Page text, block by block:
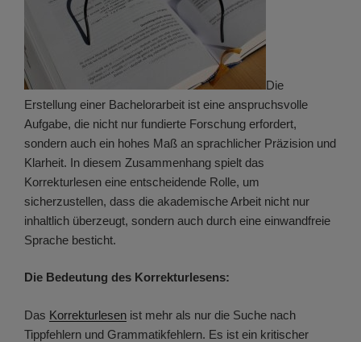
Die
Erstellung einer Bachelorarbeit ist eine anspruchsvolle
Aufgabe, die nicht nur fundierte Forschung erfordert,
sondern auch ein hohes Maß an sprachlicher Präzision und
Klarheit. In diesem Zusammenhang spielt das
Korrekturlesen eine entscheidende Rolle, um
sicherzustellen, dass die akademische Arbeit nicht nur
inhaltlich überzeugt, sondern auch durch eine einwandfreie
Sprache besticht.
Die Bedeutung des Korrekturlesens:
Das Korrekturlesen ist mehr als nur die Suche nach
Tippfehlern und Grammatikfehlern. Es ist ein kritischer